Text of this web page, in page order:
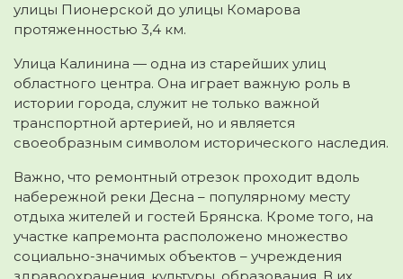
улицы Пионерской до улицы Комарова
протяженностью 3,4 км.
Улица Калинина — одна из старейших улиц
областного центра. Она играет важную роль в
истории города, служит не только важной
транспортной артерией, но и является
своеобразным символом исторического наследия.
Важно, что ремонтный отрезок проходит вдоль
набережной реки Десна – популярному месту
отдыха жителей и гостей Брянска. Кроме того, на
участке капремонта расположено множество
социально-значимых объектов – учреждения